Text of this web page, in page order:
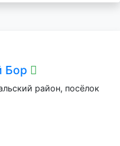
Бор
район, посёлок